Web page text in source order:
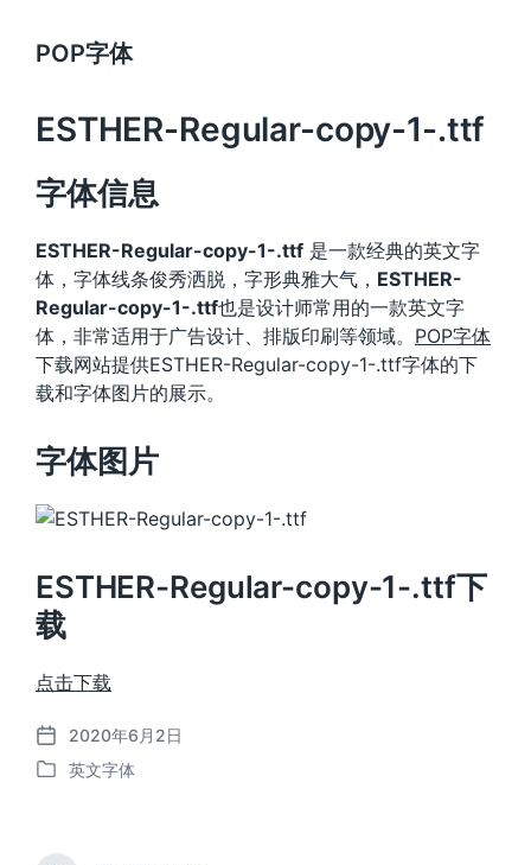
POP字体
ESTHER-Regular-copy-1-.ttf
字体信息
ESTHER-Regular-copy-1-.ttf 是一款经典的英文字
体，字体线条俊秀洒脱，字形典雅大气， ESTHER-
Regular-copy-1-.ttf也是设计师常用的一款英文字
体，非常适用于广告设计、排版印刷等领域。 POP字体
下载网站提供ESTHER-Regular-copy-1-.ttf字体的下
载和字体图片的展示。
字体图片
ESTHER-Regular-copy-1-.ttf下
载
点击下载
发
布
2020年6月2日
发
英文字体